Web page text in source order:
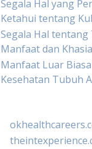
Segala Hal yang
Ketahui tentang
Segala Hal tentang
Manfaat dan
Manfaat Luar
Kesehatan Tubuh